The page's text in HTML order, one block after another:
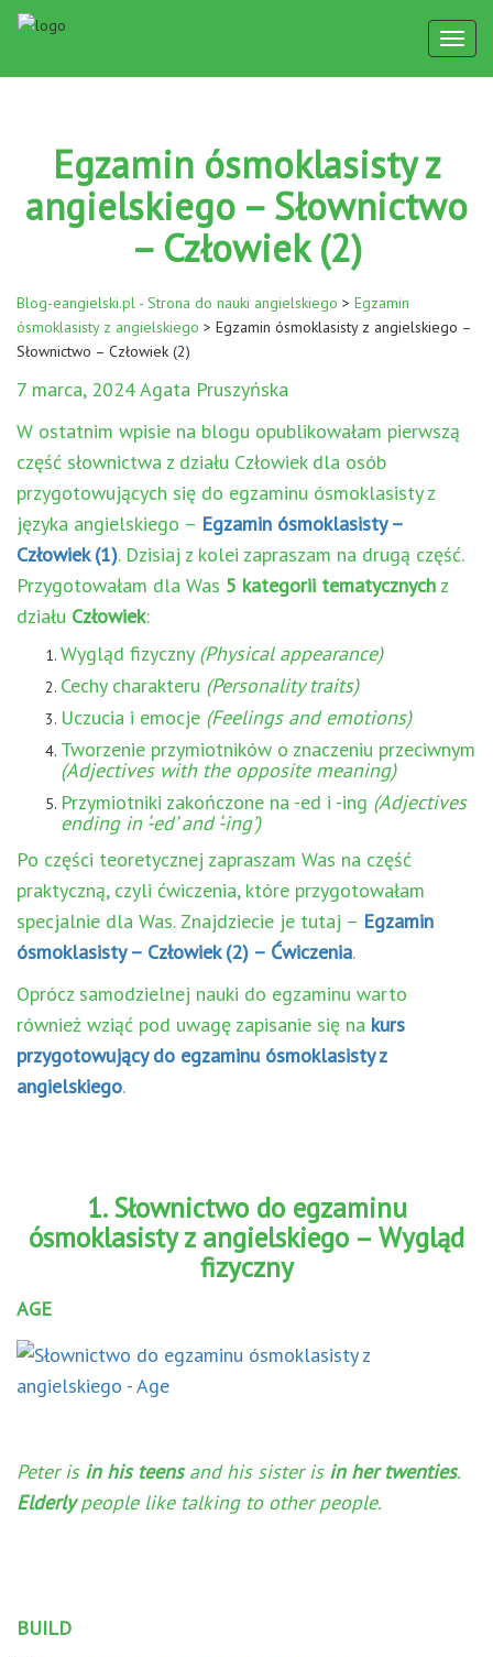
Egzamin ósmoklasisty z
angielskiego – Słownictwo
– Człowiek (2)
Blog-eangielski.pl - Strona do nauki angielskiego > Egzamin
ósmoklasisty z angielskiego > Egzamin ósmoklasisty z angielskiego –
Słownictwo – Człowiek (2)
7 marca, 2024 Agata Pruszyńska
W ostatnim wpisie na blogu opublikowałam pierwszą
część słownictwa z działu Człowiek dla osób
przygotowujących się do egzaminu ósmoklasisty z
języka angielskiego – Egzamin ósmoklasisty –
Człowiek (1). Dzisiaj z kolei zapraszam na drugą część.
Przygotowałam dla Was 5 kategorii tematycznych z
działu Człowiek:
Wygląd fizyczny (Physical appearance)
Cechy charakteru (Personality traits)
Uczucia i emocje (Feelings and emotions)
Tworzenie przymiotników o znaczeniu przeciwnym
(Adjectives with the opposite meaning)
Przymiotniki zakończone na -ed i -ing (Adjectives
ending in ‘-ed’ and ‘-ing’)
Po części teoretycznej zapraszam Was na część
praktyczną, czyli ćwiczenia, które przygotowałam
specjalnie dla Was. Znajdziecie je tutaj – Egzamin
ósmoklasisty – Człowiek (2) – Ćwiczenia.
Oprócz samodzielnej nauki do egzaminu warto
również wziąć pod uwagę zapisanie się na kurs
przygotowujący do egzaminu ósmoklasisty z
angielskiego.
1. Słownictwo do egzaminu
ósmoklasisty z angielskiego – Wygląd
fizyczny
AGE
Peter is in his teensand his sister is in her twenties.
Elderlypeople like talking to other people.
BUILD